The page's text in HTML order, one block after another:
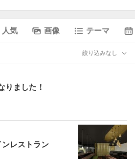
人気 画像 テーマ
絞り込みなし
りました！
レストラン